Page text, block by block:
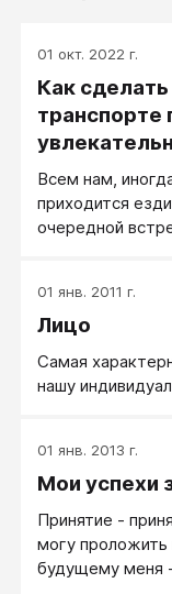
01 окт. 2022 г.
Как
транспорте
Всем нам,
приходится
очередной
сделать
интересными,
01 янв. 2011 г.
Лицо
Самая
нашу
01 янв. 2013 г.
Мои успехи
Принятие -
могу проложить
будущему меня